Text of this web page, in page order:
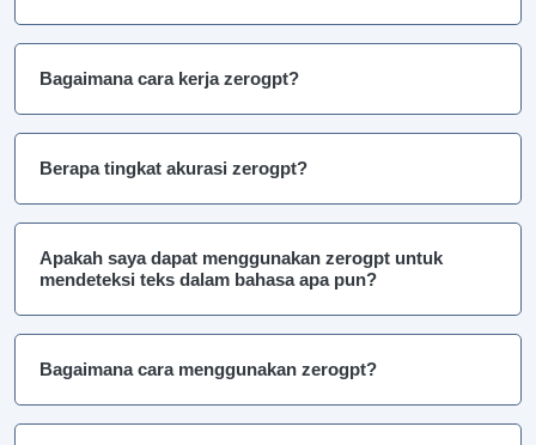
Bagaimana cara kerja zerogpt?
Berapa tingkat akurasi zerogpt?
Apakah saya dapat menggunakan zerogpt untuk
mendeteksi teks dalam bahasa apa pun?
Bagaimana cara menggunakan zerogpt?